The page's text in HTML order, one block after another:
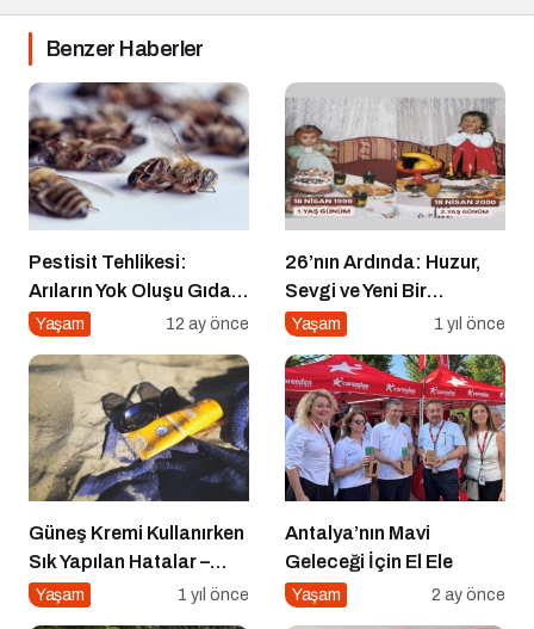
Benzer Haberler
Pestisit Tehlikesi:
Arıların Yok Oluşu Gıda
Zincirini Çökertiyor!
Yaşam 12 ay önce
26’nın Ardında: Huzur,
Sevgi ve Yeni Bir
Başlangıç
Yaşam 1 yıl önce
Güneş Kremi Kullanırken
Sık Yapılan Hatalar –
Yaygın 8 Hata
Yaşam 1 yıl önce
Antalya’nın Mavi
Geleceği İçin El Ele
Yaşam 2 ay önce